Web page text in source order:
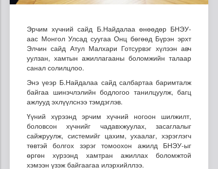
Эрчим хүчний сайд Б.Найдалаа өнөөдөр БНЭУ-
аас Монгол Улсад суугаа Онц бөгөөд Бүрэн эрхт
Элчин сайд Атул Малхари Готсурвэг хүлээн авч
уулзан, хамтын ажиллагааны боломжийн талаар
санал солилцлоо.
Энэ үеэр Б.Найдалаа сайд салбартаа баримталж
байгаа шинэчлэлийн бодлогоо танилцуулж, багц
ажлууд эхлүүлснээ тэмдэглэв.
Үүний хүрээнд эрчим хүчний ногоон шилжилт,
боловсон хүчнийг чадавхжуулах, засаглалыг
сайжруулж, системийг цахим, ухаалаг, хэрэглэгч
төвтэй болгох зэрэг томоохон ажилд БНЭУ-ыг
өргөн хүрээнд хамтран ажиллах боломжтой
хэмээн үзэж байгаагаа илэрхийллээ.